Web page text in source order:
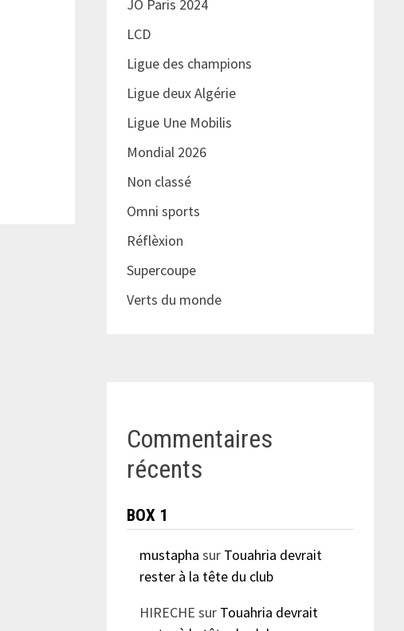
JO Paris 2024
LCD
Ligue des champions
Ligue deux Algérie
Ligue Une Mobilis
Mondial 2026
Non classé
Omni sports
Réflèxion
Supercoupe
Verts du monde
Commentaires
récents
BOX 1
mustapha sur Touahria devrait
rester à la tête du club
HIRECHE sur Touahria devrait